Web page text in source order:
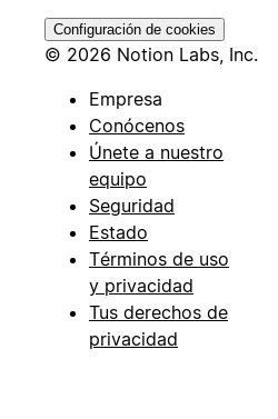
Configuración de cookies
© 2026 Notion Labs, Inc.
Empresa
Conócenos
Únete a nuestro
equipo
Seguridad
Estado
Términos de uso
y privacidad
Tus derechos de
privacidad